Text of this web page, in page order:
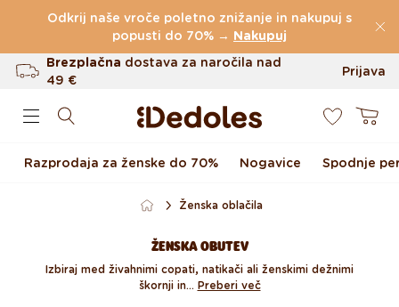
Preskoči na vsebino
Odkrij naše vroče poletno znižanje in nakupuj s
popusti do 70% → Nakupuj
(60.231 Ocen)
Brezplačna dostava za naročila nad
49 €
Do 100 dni za vračilo
Prijava
Košarica
Razprodaja za ženske do 70% Nogavice Spodnje
Ženska oblačila
ŽENSKA OBUTEV
Izbiraj med živahnimi copati, natikači ali ženskimi dežnimi
škornji in... Preberi več